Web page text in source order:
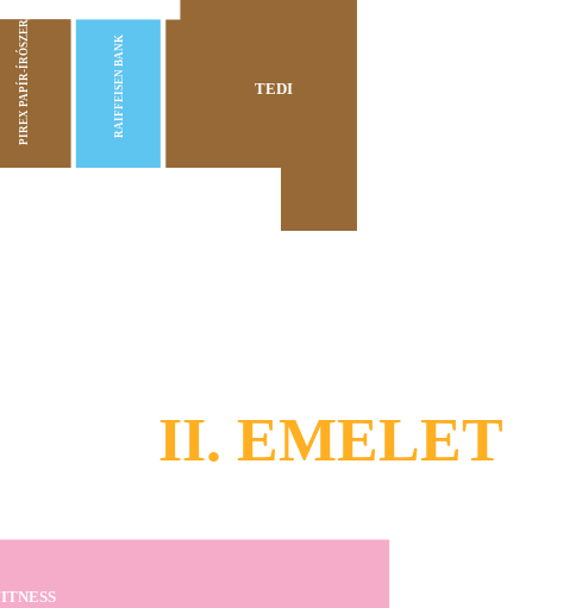
II. EMELET
TEDI
RAIFFEISEN BANK
PIREX PAPÍR-ÍRÓSZER